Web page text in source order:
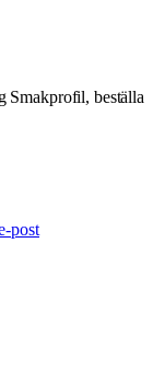
Smakprofil, beställa
post